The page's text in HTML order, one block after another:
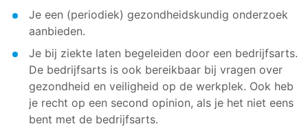
Je een (periodiek) gezondheidskundig onderzoek
aanbieden.
Je bij ziekte laten begeleiden door een bedrijfsarts.
De bedrijfsarts is ook bereikbaar bij vragen over
gezondheid en veiligheid op de werkplek. Ook heb
je recht op een second opinion, als je het niet eens
bent met de bedrijfsarts.